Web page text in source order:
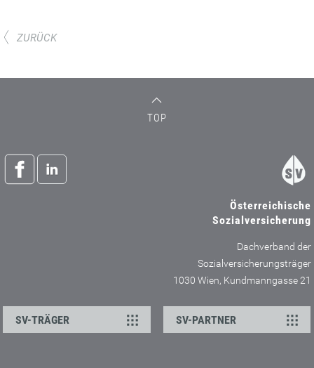
ZURÜCK
TOP
Österreichische
Sozialversicherung
Dachverband der
Sozialversicherungsträger
1030 Wien, Kundmanngasse 21
SV-TRÄGER SV-PARTNER